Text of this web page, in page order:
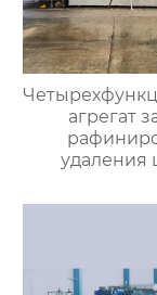
агрегат
удаления